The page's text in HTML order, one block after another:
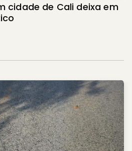
de Cali deixa em